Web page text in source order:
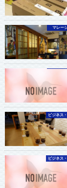
マレー
ビジネス
ビジネス